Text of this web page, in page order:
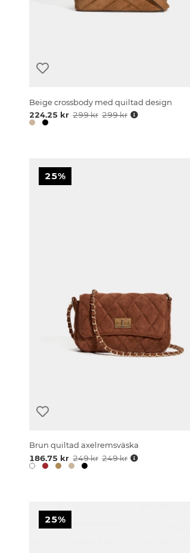
Beige crossbody med quiltad design
224.25 kr 299 kr 299 kr
25%
Brun quiltad axelremsväska
186.75 kr 249 kr 249 kr
25%